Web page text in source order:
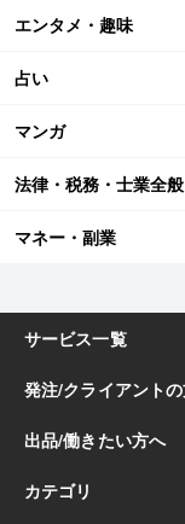
エンタメ・趣味
占い
マンガ
法律・税務・士業全般
マネー・副業